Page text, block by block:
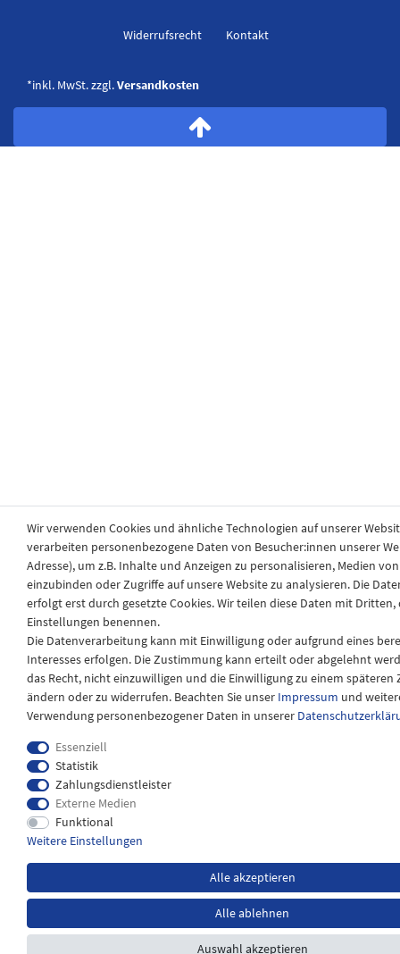
Widerrufs­recht Kontakt
*inkl. MwSt. zzgl.Versandkosten
Wir verwenden Cookies und ähnliche Technologien auf unserer
verarbeiten personenbezogene Daten von Besucher:innen unserer
Adresse), um z.B. Inhalte und Anzeigen zu personalisieren, Medien
einzubinden oder Zugriffe auf unsere Website zu analysieren. Die
erfolgt erst durch gesetzte Cookies. Wir teilen diese Daten mit Dritten,
Einstellungen benennen.
Die Datenverarbeitung kann mit Einwilligung oder aufgrund eines
Interesses erfolgen. Die Zustimmung kann erteilt oder abgelehnt
das Recht, nicht einzuwilligen und die Einwilligung zu einem späteren
ändern oder zu widerrufen. Beachten Sie unser Impressum und
Verwendung personenbezogener Daten in unserer
Essenziell
Statistik
Zahlungsdienstleister
Externe Medien
Funktional
Weitere Einstellungen
Alle akzeptieren
Alle ablehnen
Auswahl akzeptieren